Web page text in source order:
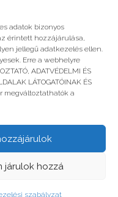
adatok bizonyos
érintett hozzájárulása,
jellegű adatkezelés ellen.
Erre a webhelyre
ADATVÉDELMI ÉS
LÁTOGATÓINAK ÉS
megváltoztathatók a
járulok hozzá
szabályzat